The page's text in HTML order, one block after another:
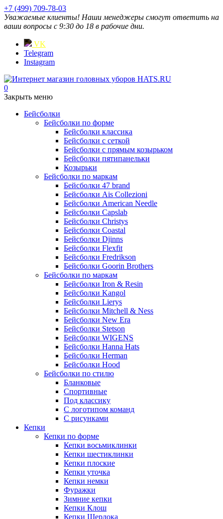
+7 (499) 709-78-03
Уважаемые клиенты! Наши менеджеры смогут ответить на
ваши вопросы с 9:30 до 18 в рабочие дни.
VK
Telegram
Instagram
0
Закрыть меню
Бейсболки
Бейсболки по форме
Бейсболки классика
Бейсболки с сеткой
Бейсболки с прямым козырьком
Бейсболки пятипанельки
Козырьки
Бейсболки по маркам
Бейсболки 47 brand
Бейсболки Ais Collezioni
Бейсболки American Needle
Бейсболки Capslab
Бейсболки Christys
Бейсболки Coastal
Бейсболки Djinns
Бейсболки Flexfit
Бейсболки Fredrikson
Бейсболки Goorin Brothers
Бейсболки по маркам
Бейсболки Iron & Resin
Бейсболки Kangol
Бейсболки Lierys
Бейсболки Mitchell & Ness
Бейсболки New Era
Бейсболки Stetson
Бейсболки WIGENS
Бейсболки Hanna Hats
Бейсболки Herman
Бейсболки Hood
Бейсболки по стилю
Бланковые
Спортивные
Под классику
С логотипом команд
С рисунками
Кепки
Кепки по форме
Кепки восьмиклинки
Кепки шестиклинки
Кепки плоские
Кепки уточка
Кепки немки
Фуражки
Зимние кепки
Кепки Клош
Кепки Шерлока